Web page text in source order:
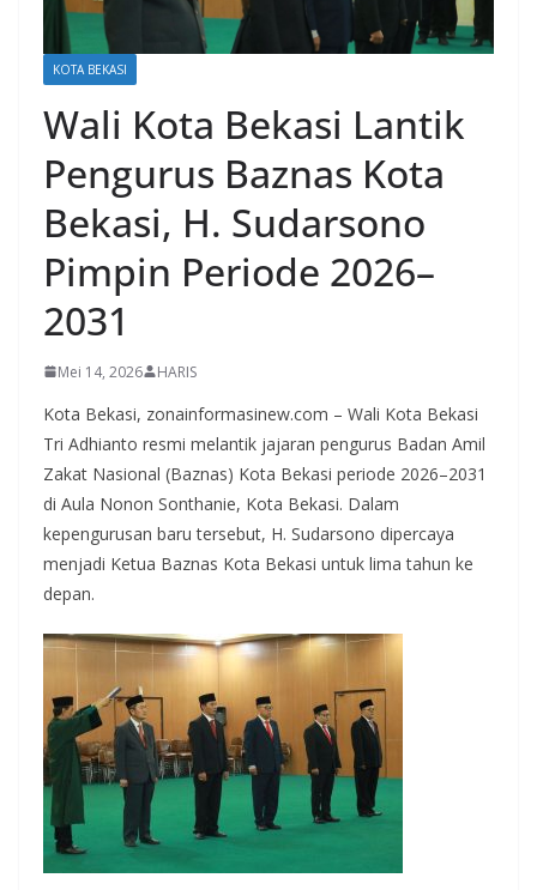
KOTA BEKASI
Wali Kota Bekasi Lantik
Pengurus Baznas Kota
Bekasi, H. Sudarsono
Pimpin Periode 2026–
2031
Mei 14, 2026 HARIS
Kota Bekasi, zonainformasinew.com – Wali Kota Bekasi
Tri Adhianto resmi melantik jajaran pengurus Badan Amil
Zakat Nasional (Baznas) Kota Bekasi periode 2026–2031
di Aula Nonon Sonthanie, Kota Bekasi. Dalam
kepengurusan baru tersebut, H. Sudarsono dipercaya
menjadi Ketua Baznas Kota Bekasi untuk lima tahun ke
depan.